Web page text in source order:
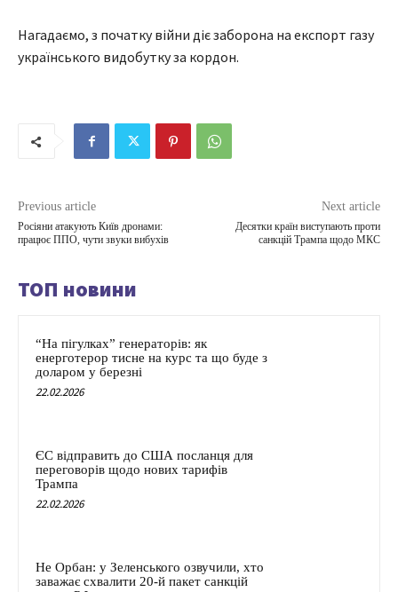
Нагадаємо, з початку війни діє заборона на експорт газу
українського видобутку за кордон.
Previous article
Росіяни атакують Київ дронами:
працює ППО, чути звуки вибухів
Next article
Десятки країн виступають проти
санкцій Трампа щодо МКС
ТОП новини
“На пігулках” генераторів: як
енерготерор тисне на курс та що буде з
доларом у березні
22.02.2026
ЄС відправить до США посланця для
переговорів щодо нових тарифів
Трампа
22.02.2026
Не Орбан: у Зеленського озвучили, хто
заважає схвалити 20-й пакет санкцій